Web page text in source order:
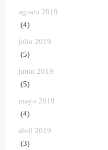
agosto 2019
(4)
julio 2019
(5)
junio 2019
(5)
mayo 2019
(4)
abril 2019
(3)